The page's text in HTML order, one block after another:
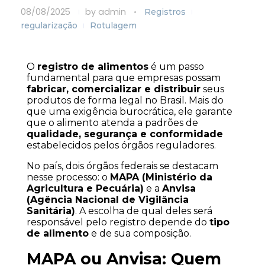
08/08/2025 by admin
Registros
regularização
Rotulagem
O registro de alimentos é um passo
fabricar, comercializar e distribuir seus
produtos de forma legal no Brasil. Mais do
que uma exigência burocrática, ele garante
qualidade, segurança e conformidade
estabelecidos pelos órgãos reguladores.
No país, dois órgãos federais se destacam
nesse processo: o MAPA (Ministério da
Agricultura e Pecuária) e a Anvisa
(Agência Nacional de Vigilância
Sanitária). A escolha de qual deles será
responsável pelo registro depende do tipo
de alimento e de sua composição.
MAPA ou Anvisa: Quem